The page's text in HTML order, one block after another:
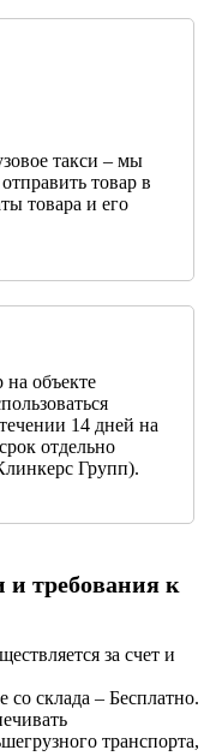
такси – мы
товар в
товара и его
объекте
14 дней на
отдельно
Групп).
и требования к
за счет и
со склада – Бесплатно.
транспорта,